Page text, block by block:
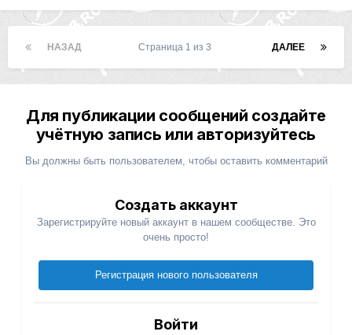
НАЗАД ДАЛЕЕ
Страница 1 из 3
Для публикации сообщений создайте
учётную запись или авторизуйтесь
Вы должны быть пользователем, чтобы оставить комментарий
Создать аккаунт
Зарегистрируйте новый аккаунт в нашем сообществе. Это
очень просто!
Регистрация нового пользователя
Войти